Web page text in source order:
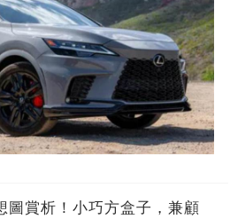
圖賞析！小巧方盒子，兼顧